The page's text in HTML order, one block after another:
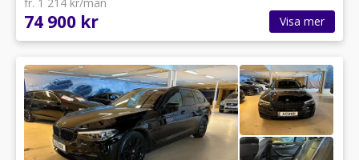
fr. 1 214 kr/mån
74 900 kr Visa mer